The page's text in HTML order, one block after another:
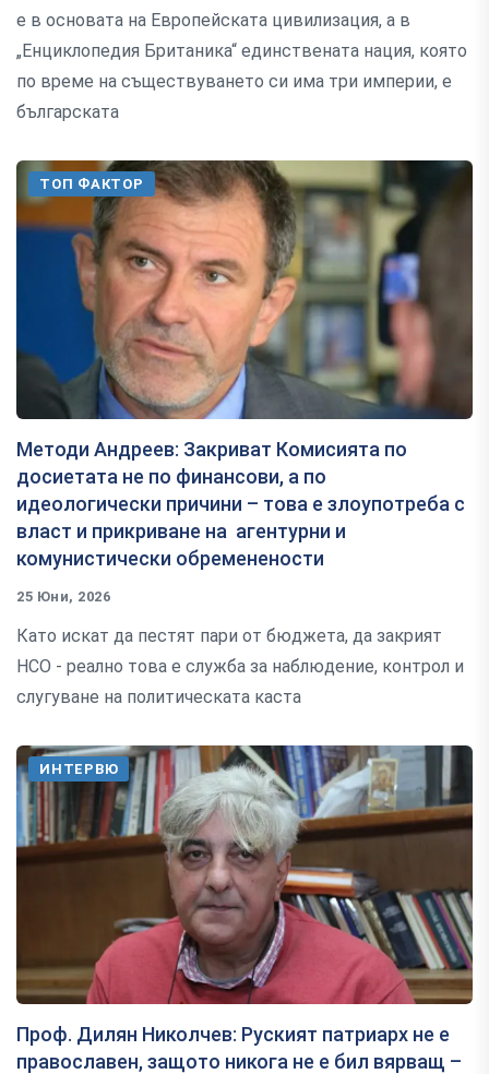
е в основата на Европейската цивилизация, а в
„Енциклопедия Британика“ единствената нация, която
по време на съществуването си има три империи, е
българската
ТОП ФАКТОР
Методи Андреев: Закриват Комисията по
досиетата не по финансови, а по
идеологически причини – това е злоупотреба с
власт и прикриване на агентурни и
комунистически обременености
25 Юни, 2026
Като искат да пестят пари от бюджета, да закрият
НСО - реално това е служба за наблюдение, контрол и
слугуване на политическата каста
ИНТЕРВЮ
Проф. Дилян Николчев: Руският патриарх не е
православен, защото никога не е бил вярващ –